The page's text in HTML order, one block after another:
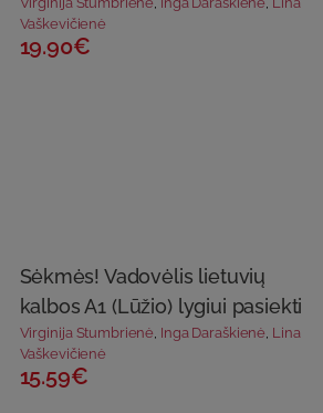
Vaškevičienė
19.90€
Sėkmės! Vadovėlis lietuvių
kalbos A1 (Lūžio) lygiui pasiekti
Virginija Stumbrienė Inga Daraškienė Lina
Vaškevičienė
15.59€